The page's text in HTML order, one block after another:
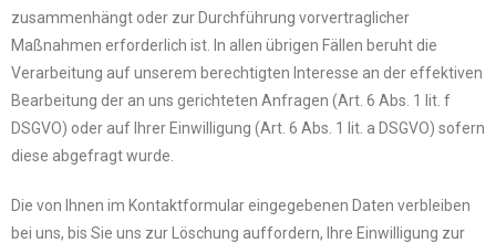
zusammenhängt oder zur Durchführung vorvertraglicher
Maßnahmen erforderlich ist. In allen übrigen Fällen beruht die
Verarbeitung auf unserem berechtigten Interesse an der effektiven
Bearbeitung der an uns gerichteten Anfragen (Art. 6 Abs. 1 lit. f
DSGVO) oder auf Ihrer Einwilligung (Art. 6 Abs. 1 lit. a DSGVO) sofern
diese abgefragt wurde.
Die von Ihnen im Kontaktformular eingegebenen Daten verbleiben
bei uns, bis Sie uns zur Löschung auffordern, Ihre Einwilligung zur